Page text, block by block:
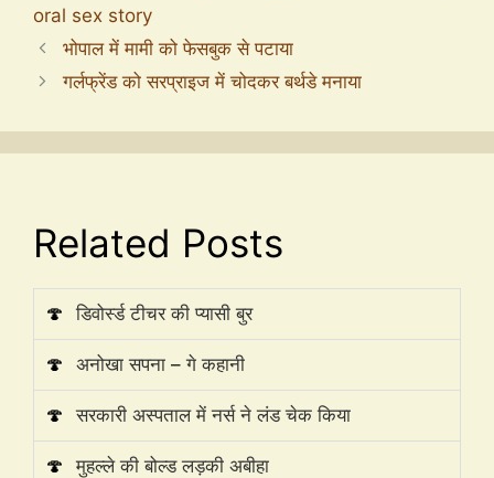
oral sex story
भोपाल में मामी को फेसबुक से पटाया
गर्लफ्रेंड को सरप्राइज में चोदकर बर्थडे मनाया
Related Posts
🍄 डिवोर्स्ड टीचर की प्यासी बुर
🍄 अनोखा सपना – गे कहानी
🍄 सरकारी अस्पताल में नर्स ने लंड चेक किया
🍄 मुहल्ले की बोल्ड लड़की अबीहा